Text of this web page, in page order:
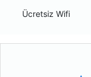
Ücretsiz Wifi